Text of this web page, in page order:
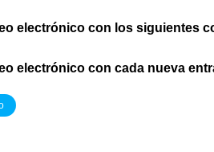
electrónico con los siguientes
electrónico con cada nueva